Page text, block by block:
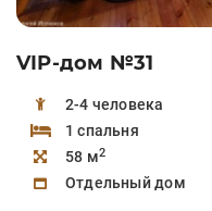
VIP-дом №31
2-4 человека
1 спальня
58 м2
Отдельный дом